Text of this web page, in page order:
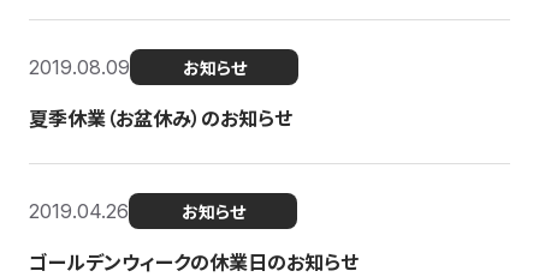
2019.08.09 お知らせ
夏季休業（お盆休み）のお知らせ
2019.04.26 お知らせ
ゴールデンウィークの休業日のお知らせ